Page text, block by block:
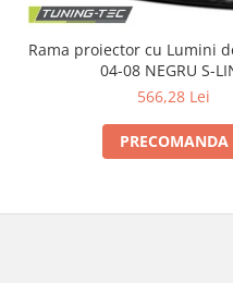
Rama proiector cu Lumini de zi
04-08 NEGRU S-
566,28 Lei
PRECOMANDA